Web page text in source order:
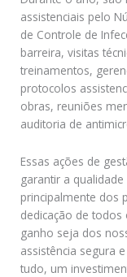
assistenciais pelo
de Controle de
barreira, visitas
treinamentos,
protocolos
obras, reuniões
auditoria de
Essas ações de
garantir a
principalmente dos
dedicação de
ganho seja dos
assistência segura
tudo, um